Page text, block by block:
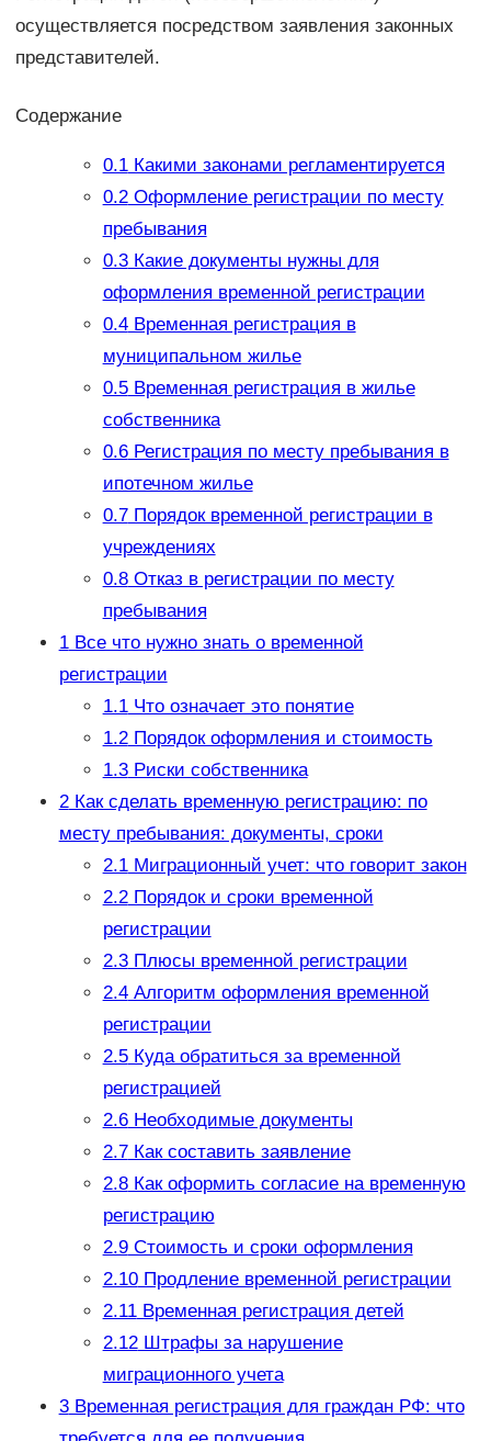
осуществляется посредством заявления законных
представителей.
Содержание
0.1Какими законами регламентируется
0.2Оформление регистрации по месту
пребывания
0.3Какие документы нужны для
оформления временной регистрации
0.4Временная регистрация в
муниципальном жилье
0.5Временная регистрация в жилье
собственника
0.6Регистрация по месту пребывания в
ипотечном жилье
0.7Порядок временной регистрации в
учреждениях
0.8Отказ в регистрации по месту
пребывания
1Все что нужно знать о временной
регистрации
1.1Что означает это понятие
1.2Порядок оформления и стоимость
1.3Риски собственника
2Как сделать временную регистрацию: по
месту пребывания: документы, сроки
2.1Миграционный учет: что говорит закон
2.2Порядок и сроки временной
регистрации
2.3Плюсы временной регистрации
2.4Алгоритм оформления временной
регистрации
2.5Куда обратиться за временной
регистрацией
2.6Необходимые документы
2.7Как составить заявление
2.8Как оформить согласие на временную
регистрацию
2.9Стоимость и сроки оформления
2.10Продление временной регистрации
2.11Временная регистрация детей
2.12Штрафы за нарушение
миграционного учета
3Временная регистрация для граждан РФ: что